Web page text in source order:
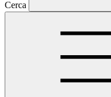
Cerca